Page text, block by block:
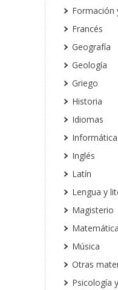
Formación
Francés
Geografía
Geología
Griego
Historia
Idiomas
Informática
Inglés
Latín
Lengua y
Magisterio
Música
Otras
Psicología